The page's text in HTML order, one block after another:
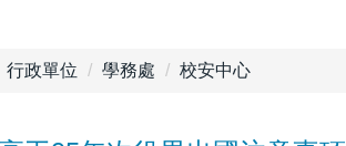
行政單位 學務處 校安中心